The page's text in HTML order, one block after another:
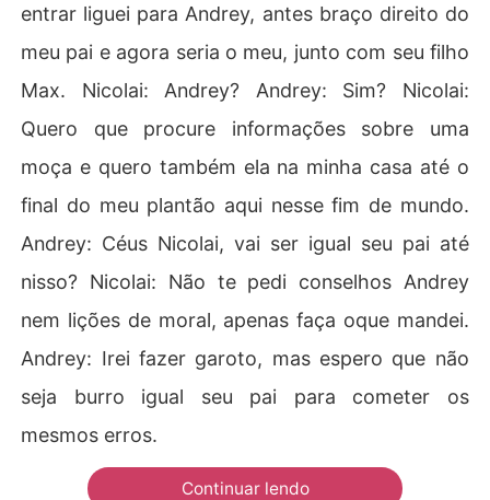
entrar liguei para Andrey, antes braço direito do
meu pai e agora seria o meu, junto com seu filho
Max. Nicolai: Andrey? Andrey: Sim? Nicolai:
Quero que procure informações sobre uma
moça e quero também ela na minha casa até o
final do meu plantão aqui nesse fim de mundo.
Andrey: Céus Nicolai, vai ser igual seu pai até
nisso? Nicolai: Não te pedi conselhos Andrey
nem lições de moral, apenas faça oque mandei.
Andrey: Irei fazer garoto, mas espero que não
seja burro igual seu pai para cometer os
mesmos erros.
Continuar lendo